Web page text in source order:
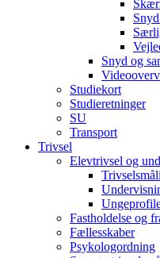
Snyd og
Studiekort
Studieretninger
SU
Transport
Trivsel
Elevtrivsel og
Fastholdelse og
Fællesskaber
Psykologordning